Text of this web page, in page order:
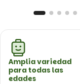
Amplia variedad
para todas las
edades